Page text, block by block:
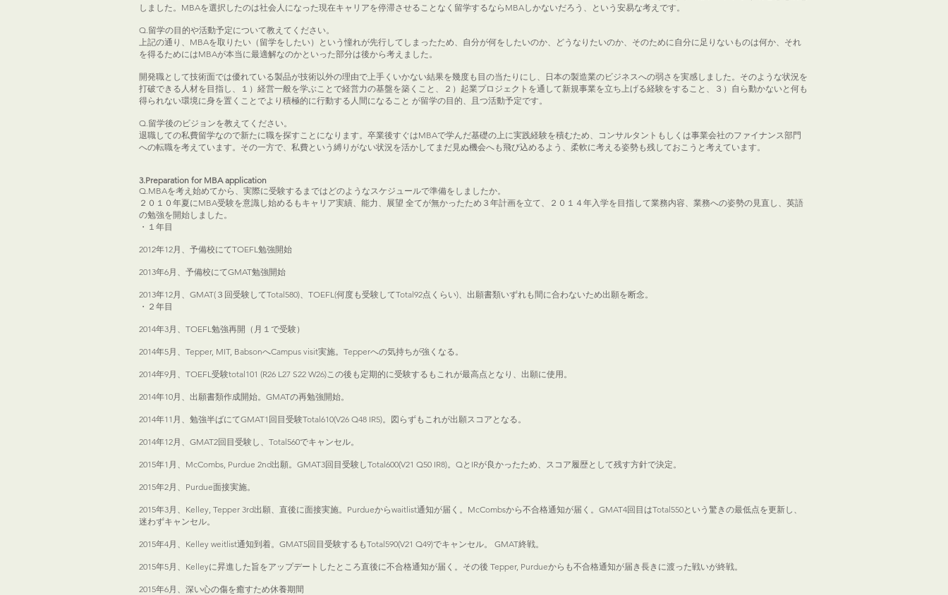
しました。MBAを選択したのは社会人になった現在キャリアを停滞させることなく留学するならMBAしかないだろう、という安易な考えです。
Q.留学の目的や活動予定について教えてください。
上記の通り、MBAを取りたい（留学をしたい）という憧れが先行してしまったため、自分が何をしたいのか、どうなりたいのか、そのために自分に足りないものは何か、それ
を得るためにはMBAが本当に最適解なのかといった部分は後から考えました。
開発職として技術面では優れている製品が技術以外の理由で上手くいかない結果を幾度も目の当たりにし、日本の製造業のビジネスへの弱さを実感しました。そのような状況を
打破できる人材を目指し、１）経営一般を学ぶことで経営力の基盤を築くこと、２）起業プロジェクトを通して新規事業を立ち上げる経験をすること、３）自ら動かないと何も
得られない環境に身を置くことでより積極的に行動する人間になること が留学の目的、且つ活動予定です。
Q.留学後のビジョンを教えてください。
退職しての私費留学なので新たに職を探すことになります。卒業後すぐはMBAで学んだ基礎の上に実践経験を積むため、コンサルタントもしくは事業会社のファイナンス部門
への転職を考えています。その一方で、私費という縛りがない状況を活かしてまだ見ぬ機会へも飛び込めるよう、柔軟に考える姿勢も残しておこうと考えています。
3.Preparation for MBA application
Q.MBAを考え始めてから、実際に受験するまではどのようなスケジュールで準備をしましたか。
２０１０年夏にMBA受験を意識し始めるもキャリア実績、能力、展望 全てが無かったため３年計画を立て、２０１４年入学を目指して業務内容、業務への姿勢の見直し、英語
の勉強を開始しました。
・１年目
2012年12月、予備校にてTOEFL勉強開始
2013年6月、予備校にてGMAT勉強開始
2013年12月、GMAT(３回受験してTotal580)、TOEFL(何度も受験してTotal92点くらい)、出願書類いずれも間に合わないため出願を断念。
・２年目
2014年3月、TOEFL勉強再開（月１で受験）
2014年5月、Tepper, MIT, BabsonへCampus visit実施。Tepperへの気持ちが強くなる。
2014年9月、TOEFL受験total101 (R26 L27 S22 W26)この後も定期的に受験するもこれが最高点となり、出願に使用。
2014年10月、出願書類作成開始。GMATの再勉強開始。
2014年11月、勉強半ばにてGMAT1回目受験Total610(V26 Q48 IR5)。図らずもこれが出願スコアとなる。
2014年12月、GMAT2回目受験し、Total560でキャンセル。
2015年1月、McCombs, Purdue 2nd出願。GMAT3回目受験しTotal600(V21 Q50 IR8)。QとIRが良かったため、スコア履歴として残す方針で決定。
2015年2月、Purdue面接実施。
2015年3月、Kelley, Tepper 3rd出願、直後に面接実施。Purdueからwaitlist通知が届く。McCombsから不合格通知が届く。GMAT4回目はTotal550という驚きの最低点を更新し、
迷わずキャンセル。
2015年4月、Kelley weitlist通知到着。GMAT5回目受験するもTotal590(V21 Q49)でキャンセル。 GMAT終戦。
2015年5月、Kelleyに昇進した旨をアップデートしたところ直後に不合格通知が届く。その後 Tepper, Purdueからも不合格通知が届き長きに渡った戦いが終戦。
2015年6月、深い心の傷を癒すため休養期間